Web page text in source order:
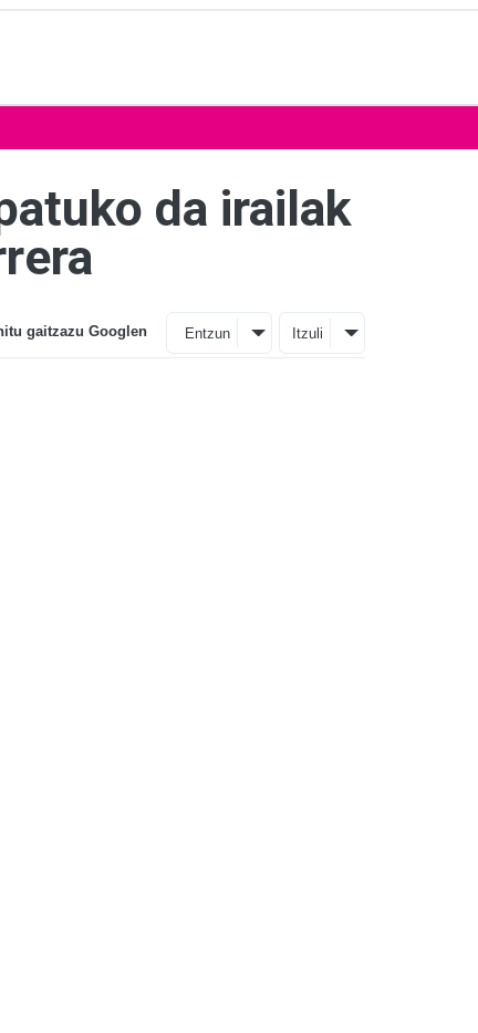
da irailak
gaitzazu Googlen Entzun Itzuli